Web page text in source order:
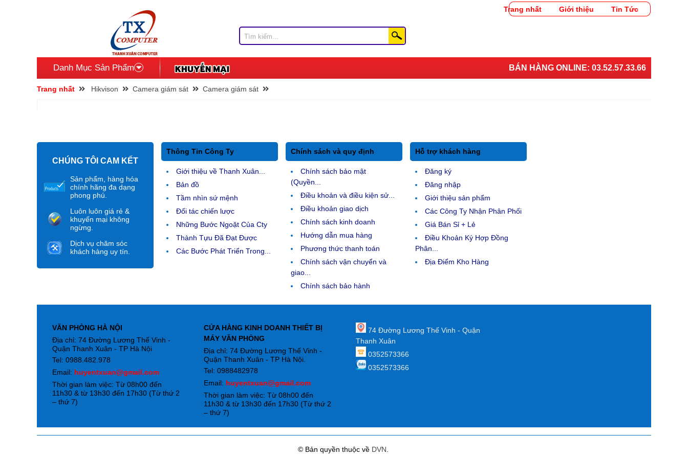
Trang nhất Giới thiệu Tin Tức
Danh Mục Sản Phẩm BÁN HÀNG ONLINE: 03.52.57.33.66
Trang nhất Hikvison Camera giám sát Camera giám sát
CHÚNG TÔI CAM KẾT
Sản phẩm, hàng hóa
chính hãng đa dạng
phong phú.
Luôn luôn giá rẻ &
khuyến mại không
ngừng.
Dịch vụ chăm sóc
khách hàng uy tín.
Thông Tin Công Ty
Giới thiệu về Thanh Xuân...
Bản đồ
Tầm nhìn sứ mệnh
Đối tác chiến lược
Những Bước Ngoặt Của Cty
Thành Tựu Đã Đạt Được
Các Bước Phát Triển Trong...
Chính sách và quy định
Chính sách bảo mật
(Quyền...
Điều khoản và điều kiện sử...
Điều khoản giao dịch
Chính sách kinh doanh
Hướng dẫn mua hàng
Phương thức thanh toán
Chính sách vận chuyển và
giao...
Chính sách bảo hành
Hỗ trợ khách hàng
Đăng ký
Đăng nhập
Giới thiệu sản phẩm
Các Công Ty Nhận Phân Phối
Giá Bán Sỉ + Lẻ
Điều Khoản Ký Hợp Đồng
Phân...
Địa Điểm Kho Hàng
VĂN PHÒNG HÀ NỘI
Địa chỉ: 74 Đường Lương Thế Vinh -
Quận Thanh Xuân - TP Hà Nội
Tel: 0988.482.978
Email: huyentxuan@gmail.com
Thời gian làm việc: Từ 08h00 đến
11h30 & từ 13h30 đến 17h30 (Từ thứ 2
– thứ 7)
CỬA HÀNG KINH DOANH THIẾT BỊ
MÁY VĂN PHÒNG
Địa chỉ: 74 Đường Lương Thế Vinh -
Quận Thanh Xuân - TP Hà Nội.
Tel: 0988482978
Email: huyentxuan@gmail.com
Thời gian làm việc: Từ 08h00 đến
11h30 & từ 13h30 đến 17h30 (Từ thứ 2
– thứ 7)
74 Đường Lương Thế Vinh - Quận
Thanh Xuân
0352573366
0352573366
© Bản quyền thuộc về DVN